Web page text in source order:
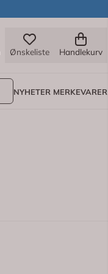
Ønskeliste Handlekurv
NYHETER MERKEVARER